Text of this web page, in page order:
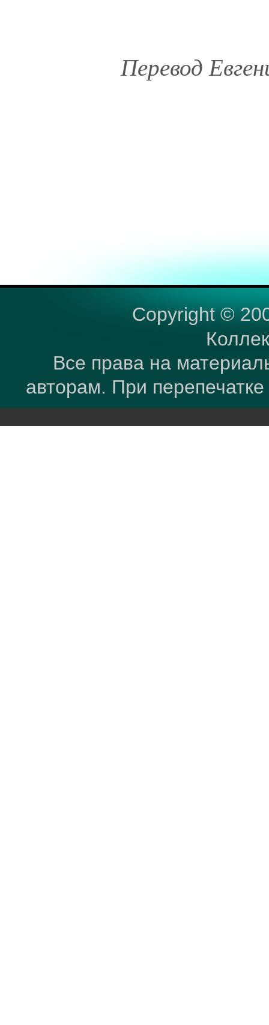
Перевод
Copyright ©
Все права на
авторам. При